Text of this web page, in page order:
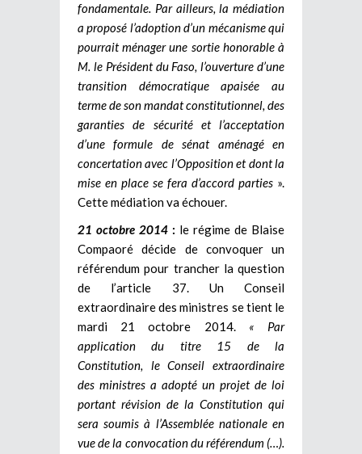
fondamentale. Par ailleurs, la médiation
a proposé l’adoption d’un mécanisme qui
pourrait ménager une sortie honorable à
M. le Président du Faso, l’ouverture d’une
transition démocratique apaisée au
terme de son mandat constitutionnel, des
garanties de sécurité et l’acceptation
d’une formule de sénat aménagé en
concertation avec l’Opposition et dont la
mise en place se fera d’accord parties ».
Cette médiation va échouer.
21 octobre 2014 : le régime de Blaise
Compaoré décide de convoquer un
référendum pour trancher la question
de l’article 37. Un Conseil
extraordinaire des ministres se tient le
mardi 21 octobre 2014. « Par
application du titre 15 de la
Constitution, le Conseil extraordinaire
des ministres a adopté un projet de loi
portant révision de la Constitution qui
sera soumis à l’Assemblée nationale en
vue de la convocation du référendum (…).